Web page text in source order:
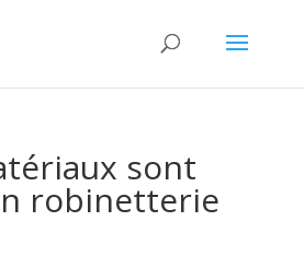
sont
robinetterie